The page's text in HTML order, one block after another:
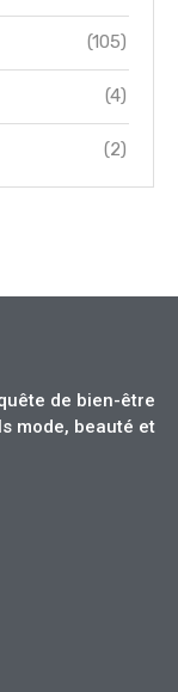
(105)
(4)
(2)
de bien-être
mode, beauté et